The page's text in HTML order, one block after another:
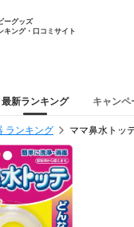
ーグッズ
キング・口コミサイト
最新ランキング キャンペ
ランキング ママ鼻水トッ